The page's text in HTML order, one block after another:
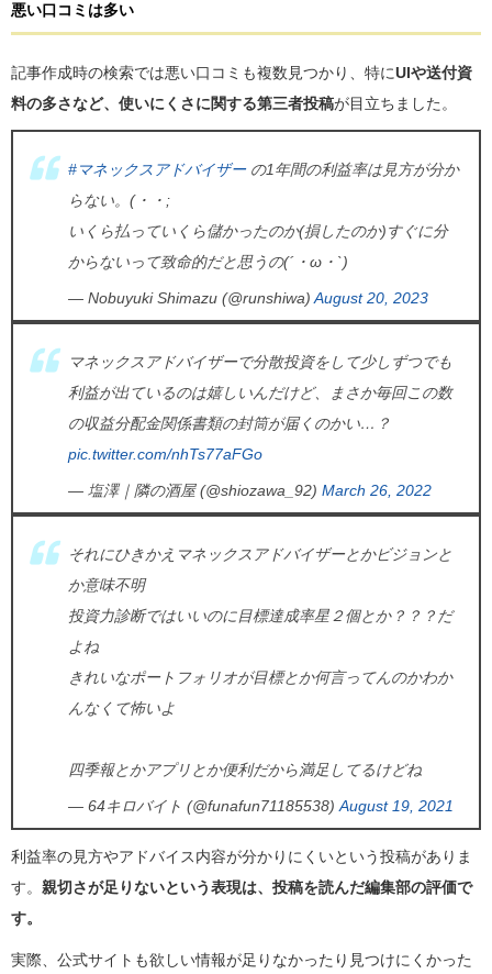
悪い口コミは多い
記事作成時の検索では悪い口コミも複数見つかり、特にUIや送付資
料の多さなど、使いにくさに関する第三者投稿が目立ちました。
#マネックスアドバイザーの1年間の利益率は見方が分か
らない。(・・;
いくら払っていくら儲かったのか(損したのか)すぐに分
からないって致命的だと思うの(´・ω・`)
— Nobuyuki Shimazu (@runshiwa) August 20, 2023
マネックスアドバイザーで分散投資をして少しずつでも
利益が出ているのは嬉しいんだけど、まさか毎回この数
の収益分配金関係書類の封筒が届くのかい…？
pic.twitter.com/nhTs77aFGo
— 塩澤｜隣の酒屋 (@shiozawa_92) March 26, 2022
それにひきかえマネックスアドバイザーとかビジョンと
か意味不明
投資力診断ではいいのに目標達成率星２個とか？？？だ
よね
きれいなポートフォリオが目標とか何言ってんのかわか
んなくて怖いよ
四季報とかアプリとか便利だから満足してるけどね
— 64キロバイト (@funafun71185538) August 19, 2021
利益率の見方やアドバイス内容が分かりにくいという投稿がありま
す。 親切さが足りないという表現は、投稿を読んだ編集部の評価で
す。
実際、公式サイトも欲しい情報が足りなかったり見つけにくかった